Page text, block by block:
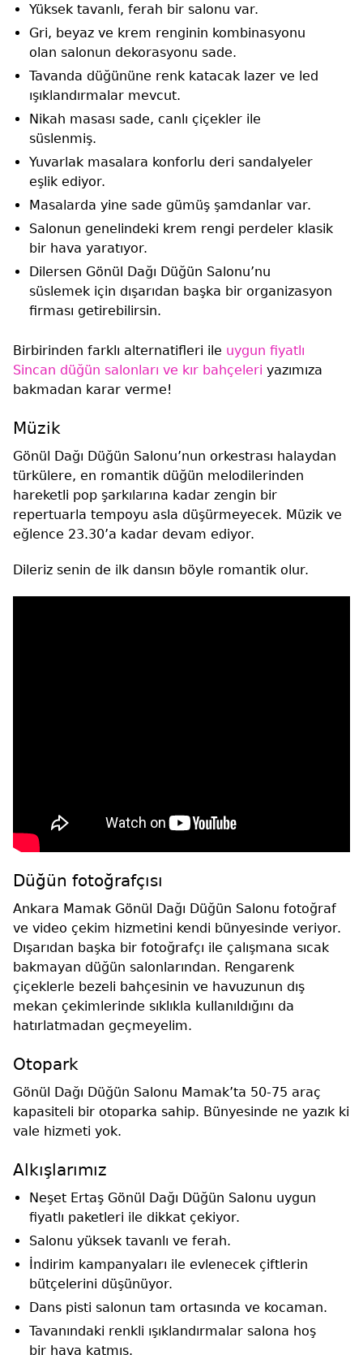
Yüksek tavanlı, ferah bir salonu var.
Gri, beyaz ve krem renginin kombinasyonu
olan salonun dekorasyonu sade.
Tavanda düğününe renk katacak lazer ve led
ışıklandırmalar mevcut.
Nikah masası sade, canlı çiçekler ile
süslenmiş.
Yuvarlak masalara konforlu deri sandalyeler
eşlik ediyor.
Masalarda yine sade gümüş şamdanlar var.
Salonun genelindeki krem rengi perdeler klasik
bir hava yaratıyor.
Dilersen Gönül Dağı Düğün Salonu’nu
süslemek için dışarıdan başka bir organizasyon
firması getirebilirsin.
Birbirinden farklı alternatifleri ile uygun fiyatlı
Sincan düğün salonları ve kır bahçeleri yazımıza
bakmadan karar verme!
Müzik
Gönül Dağı Düğün Salonu’nun orkestrası halaydan
türkülere, en romantik düğün melodilerinden
hareketli pop şarkılarına kadar zengin bir
repertuarla tempoyu asla düşürmeyecek. Müzik ve
eğlence 23.30’a kadar devam ediyor.
Dileriz senin de ilk dansın böyle romantik olur.
Düğün fotoğrafçısı
Ankara Mamak Gönül Dağı Düğün Salonu fotoğraf
ve video çekim hizmetini kendi bünyesinde veriyor.
Dışarıdan başka bir fotoğrafçı ile çalışmana sıcak
bakmayan düğün salonlarından. Rengarenk
çiçeklerle bezeli bahçesinin ve havuzunun dış
mekan çekimlerinde sıklıkla kullanıldığını da
hatırlatmadan geçmeyelim.
Otopark
Gönül Dağı Düğün Salonu Mamak’ta 50-75 araç
kapasiteli bir otoparka sahip. Bünyesinde ne yazık ki
vale hizmeti yok.
Alkışlarımız
Neşet Ertaş Gönül Dağı Düğün Salonu uygun
fiyatlı paketleri ile dikkat çekiyor.
Salonu yüksek tavanlı ve ferah.
İndirim kampanyaları ile evlenecek çiftlerin
bütçelerini düşünüyor.
Dans pisti salonun tam ortasında ve kocaman.
Tavanındaki renkli ışıklandırmalar salona hoş
bir hava katmış.